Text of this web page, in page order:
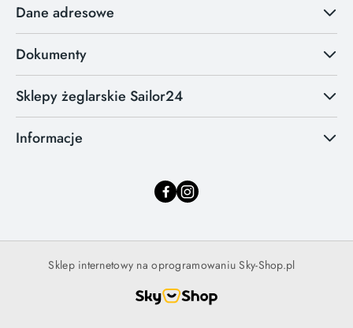
Dane adresowe
Dokumenty
Sklepy żeglarskie Sailor24
Informacje
Sklep internetowy na oprogramowaniu Sky-Shop.pl